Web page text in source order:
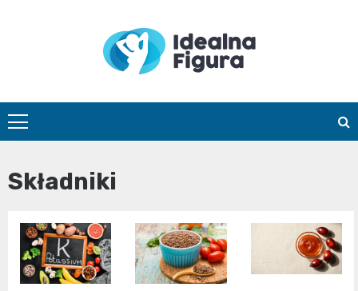
Składniki